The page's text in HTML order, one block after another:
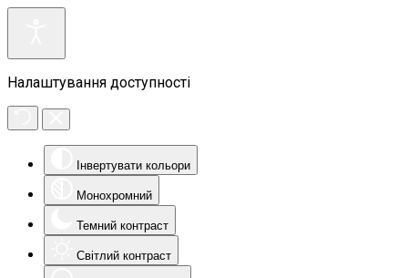
Налаштування доступності
Інвертувати кольори
Монохромний
Темний контраст
Світлий контраст